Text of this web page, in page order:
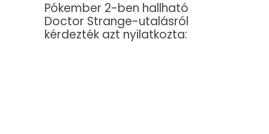
Pókember 2-ben hallható
Doctor Strange-utalásról
kérdezték azt nyilatkozta: